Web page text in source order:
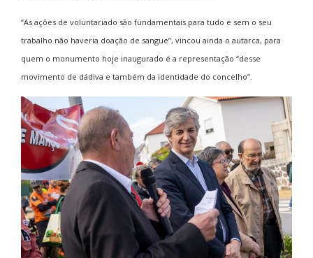
“As ações de voluntariado são fundamentais para tudo e sem o seu
trabalho não haveria doação de sangue”, vincou ainda o autarca, para
quem o monumento hoje inaugurado é a representação “desse
movimento de dádiva e também da identidade do concelho”.